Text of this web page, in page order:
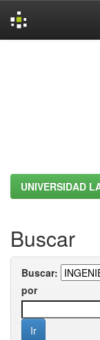
UNIVERSIDAD
Buscar
Buscar:
por